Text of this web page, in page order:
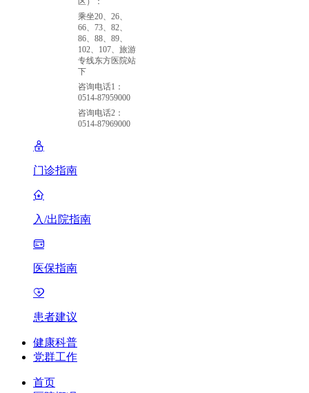
乘坐20、26、
66、73、82、
86、88、89、
102、107、旅游
专线东方医院站
下
咨询电话1：
0514-87959000
咨询电话2：
0514-87969000
门诊指南
入/出院指南
医保指南
患者建议
健康科普
党群工作
首页